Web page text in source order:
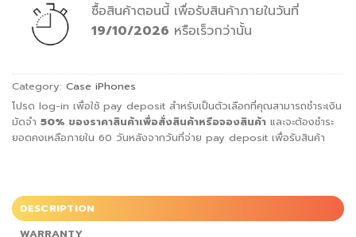
ซื้อสินค้าตอนนี้ เพื่อรับสินค้าภายในวันที่
19/10/2026 หรือเร็วกว่านั้น
Category: Case iPhones
โปรด log-in เพื่อใช้ pay deposit สำหรับเป็นตัวเลือกที่คุณสามารถชำระเงิน
มัดจำ 50% ของราคาสินค้าเพื่อสั่งสินค้าหรือจองสินค้า และจะต้องชำระ
ยอดคงเหลือภายใน 60 วันหลังจากวันที่จ่าย pay deposit เพื่อรับสินค้า
DESCRIPTION
WARRANTY